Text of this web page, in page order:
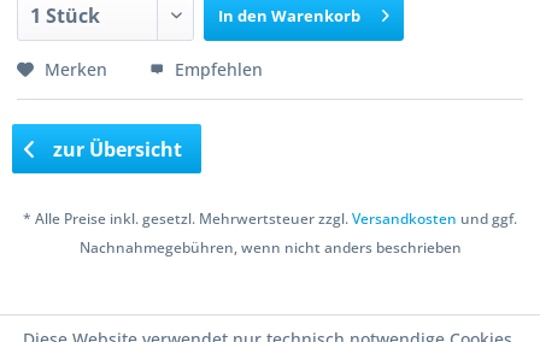
In den Warenkorb
Merken Empfehlen
zur Übersicht
* Alle Preise inkl. gesetzl. Mehrwertsteuer zzgl.Versandkosten und ggf.
Nachnahmegebühren, wenn nicht anders beschrieben